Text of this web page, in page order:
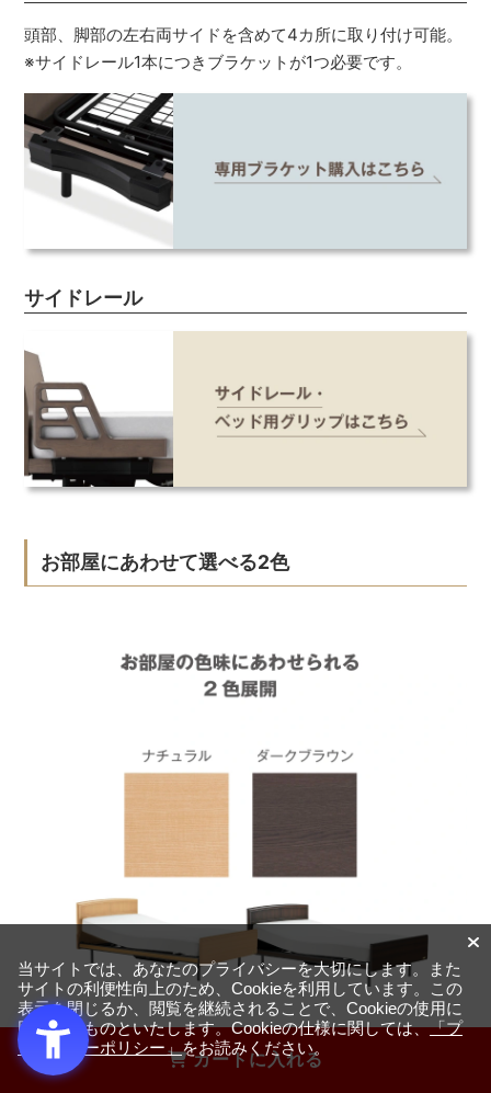
カートに入れる
頭部、脚部の左右両サイドを含めて4カ所に取り付け可能。
※サイドレール1本につきブラケットが1つ必要です。
サイドレール
お部屋にあわせて選べる2色
当サイトでは、あなたのプライバシーを大切にします。また
サイトの利便性向上のため、Cookieを利用しています。この
表示を閉じるか、閲覧を継続されることで、Cookieの使用に
同意するものといたします。Cookieの仕様に関しては、「プ
ライバシーポリシー」をお読みください。